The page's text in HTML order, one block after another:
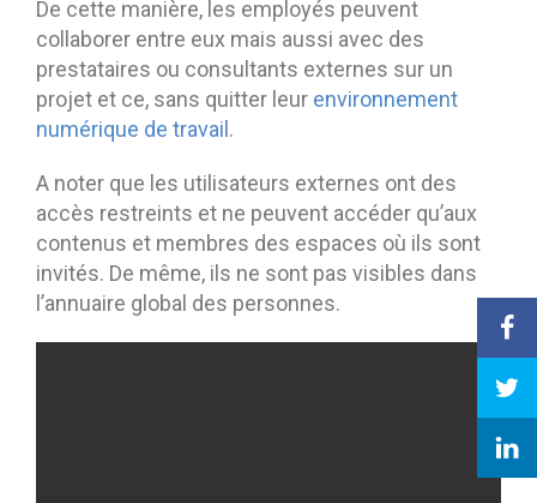
De cette manière, les employés peuvent
collaborer entre eux mais aussi avec des
prestataires ou consultants externes sur un
projet et ce, sans quitter leur environnement
numérique de travail .
A noter que les utilisateurs externes ont des
accès restreints et ne peuvent accéder qu’aux
contenus et membres des espaces où ils sont
invités. De même, ils ne sont pas visibles dans
l’annuaire global des personnes.